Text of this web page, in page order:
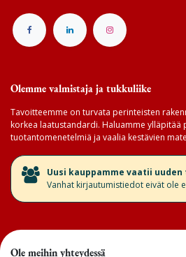
Olemme valmistaja ja tukkuliike
Tavoitteemme on turvata perinteisten
korkea laatustandardi. Haluamme ylläpitää
tuotantomenetelmiä ja vaalia kestävien
​Uusi kauppamme vaatii
Vanhat kirjautumistiedot eivät ole
Ole meihin yhteydessä